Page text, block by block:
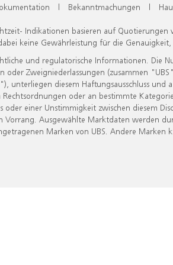
| Bekanntmachungen |
Indikationen basieren auf
keine Gewährleistung für die
und regulatorische Informationen. Die
oder Zweigniederlassungen (zusammen
unterliegen diesem Haftungsausschluss
Rechtsordnungen oder an bestimmte
oder einer Unstimmigkeit zwischen diesem
Vorrang. Ausgewählte Marktdaten werden
Marken von UBS. Andere Marken